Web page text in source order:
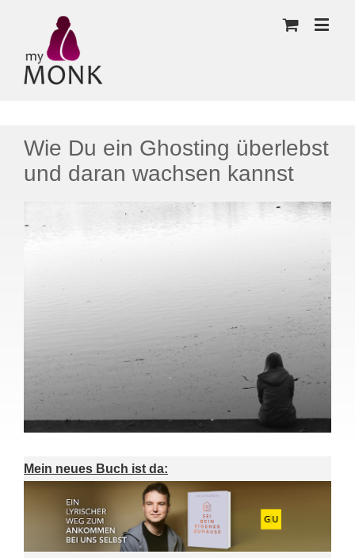
Wie Du ein Ghosting überlebst
und daran wachsen kannst
Mein neues Buch ist da: